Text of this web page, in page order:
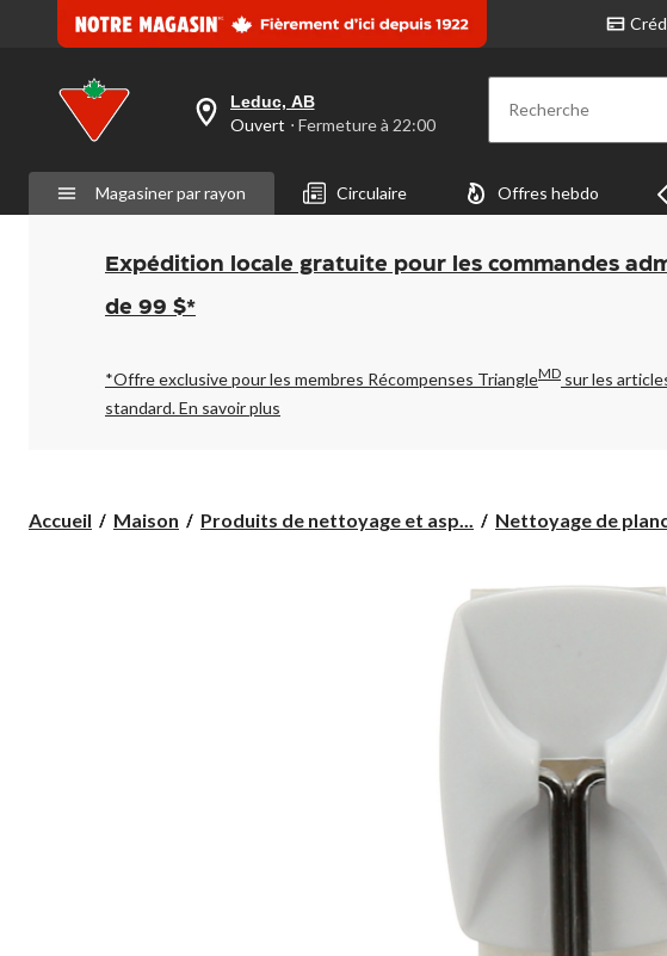
votre
est
Leduc,
AB,
Ouvert,
Fermeture
à
pour
changer
Leduc, AB
Ouvert ⋅ Fermeture à 22:00 Recherche
Magasiner par rayon Circulaire Offres hebdo
Expédition locale gratuite pour les commandes
de 99 $*
*Offre exclusive pour les membres Récompenses TriangleMD sur les
standard.En savoir plus
Accueil Maison Produits de nettoyage et asp... Nettoyage de